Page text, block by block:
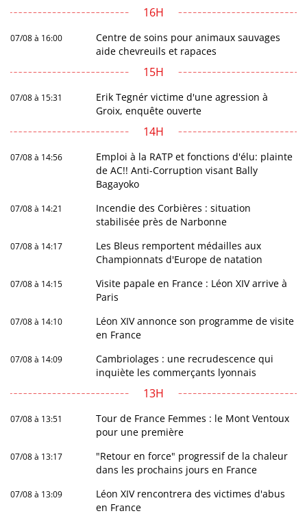
16H
07/08 à 16:00
Centre de soins pour animaux sauvages
aide chevreuils et rapaces
15H
07/08 à 15:31
Erik Tegnér victime d'une agression à
Groix, enquête ouverte
14H
07/08 à 14:56
Emploi à la RATP et fonctions d'élu: plainte
de AC!! Anti-Corruption visant Bally
Bagayoko
07/08 à 14:21
Incendie des Corbières : situation
stabilisée près de Narbonne
07/08 à 14:17
Les Bleus remportent médailles aux
Championnats d'Europe de natation
07/08 à 14:15
Visite papale en France : Léon XIV arrive à
Paris
07/08 à 14:10
Léon XIV annonce son programme de visite
en France
07/08 à 14:09
Cambriolages : une recrudescence qui
inquiète les commerçants lyonnais
13H
07/08 à 13:51
Tour de France Femmes : le Mont Ventoux
pour une première
07/08 à 13:17
"Retour en force" progressif de la chaleur
dans les prochains jours en France
07/08 à 13:09
Léon XIV rencontrera des victimes d'abus
en France